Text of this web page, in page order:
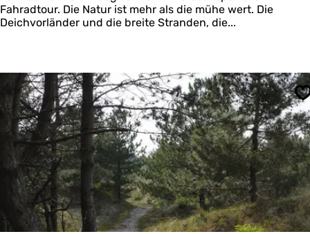
n
e
m
e
n
?
t
d
a
u
u
Fahradtour. Die Natur ist mehr als die mühe wert. Die
Deichvorländer und die breite Stranden, die...